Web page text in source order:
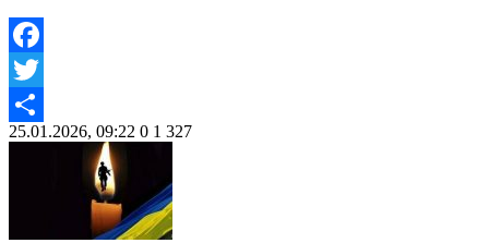
Facebook
Twitter
Share
25.01.2026, 09:22 0 1 327